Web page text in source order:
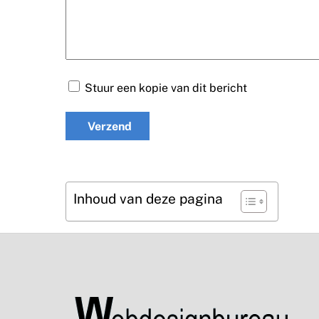
Stuur een kopie van dit bericht
Verzend
Inhoud van deze pagina